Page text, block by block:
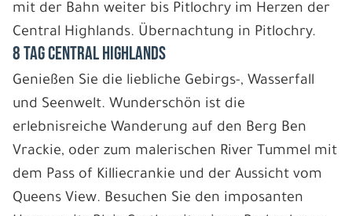
mit der Bahn weiter bis Pitlochry im Herzen der
Central Highlands. Übernachtung in Pitlochry.
8 Tag Central Highlands
Genießen Sie die liebliche Gebirgs-, Wasserfall
und Seenwelt. Wunderschön ist die
erlebnisreiche Wanderung auf den Berg Ben
Vrackie, oder zum malerischen River Tummel mit
dem Pass of Killiecrankie und der Aussicht vom
Queens View. Besuchen Sie den imposanten